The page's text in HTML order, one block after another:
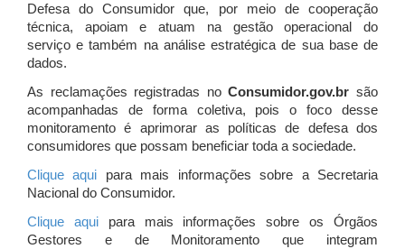
Defesa do Consumidor que, por meio de cooperação
técnica, apoiam e atuam na gestão operacional do
serviço e também na análise estratégica de sua base de
dados.
As reclamações registradas noConsumidor.gov.br são
acompanhadas de forma coletiva, pois o foco desse
monitoramento é aprimorar as políticas de defesa dos
consumidores que possam beneficiar toda a sociedade.
Clique aqui para mais informações sobre a Secretaria
Nacional do Consumidor.
Clique aquipara mais informações sobre os Órgãos
Gestores e de Monitoramento que integram